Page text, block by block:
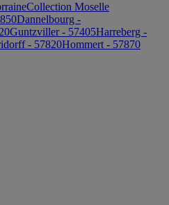
Collection Moselle
Dannelbourg -
Guntzviller - 57405Harreberg -
- 57820Hommert - 57870